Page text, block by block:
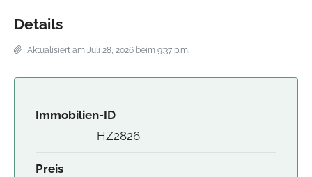
Details
Aktualisiert am Juli 28, 2026 beim 9:37 p.m.
Immobilien-ID
HZ2826
Preis